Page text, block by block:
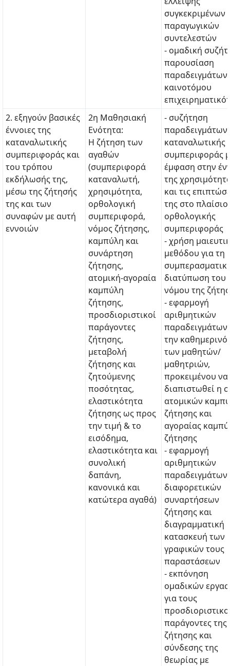
συγκεκριμένων
παραγωγικών
συντελεστών
- ομαδική
παρουσίαση
παραδειγμάτων
καινοτόμου
2. εξηγούν βασικές
έννοιες της
καταναλωτικής
συμπεριφοράς και
του τρόπου
εκδήλωσής της,
μέσω της ζήτησής
της και των
συναφών με αυτή
εννοιών
2η Μαθησιακή
Ενότητα:
Η ζήτηση των
αγαθών
(συμπεριφορά
καταναλωτή,
χρησιμότητα,
ορθολογική
συμπεριφορά,
νόμος ζήτησης,
καμπύλη και
συνάρτηση
ζήτησης,
ατομική-αγοραία
καμπύλη
ζήτησης,
προσδιοριστικοί
παράγοντες
ζήτησης,
μεταβολή
ζήτησης και
ζητούμενης
ποσότητας,
ελαστικότητα
ζήτησης ως προς
την τιμή & το
εισόδημα,
ελαστικότητα και
συνολική
δαπάνη,
κανονικά και
κατώτερα αγαθά)
- συζήτηση
παραδειγμάτων
καταναλωτικής
συμπεριφοράς
έμφαση στην
της
και τις
της στο πλαίσιο
ορθολογικής
συμπεριφοράς
- χρήση
μεθόδου για τη
διατύπωση του
νόμου της
- εφαρμογή
αριθμητικών
την
των μαθητών/
μαθητριών,
προκειμένου να
διαπιστωθεί η
ατομικών
ζήτησης και
αγοραίας
ζήτησης
- εφαρμογή
αριθμητικών
παραδειγμάτων
διαφορετικών
συναρτήσεων
ζήτησης και
διαγραμματική
κατασκευή των
γραφικών τους
παραστάσεων
- εκπόνηση
ομαδικών
για τους
παράγοντες της
ζήτησης και
σύνδεσης της
θεωρίας με